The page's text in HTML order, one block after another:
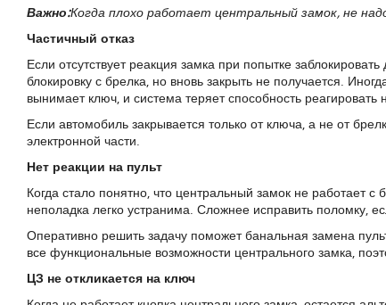
Важно:Когда плохо работает центральный замок, не
Частичный отказ
Если отсутствует реакция замка при попытке
блокировку с брелка, но вновь закрыть не получается.
вынимает ключ, и система теряет способность реагировать
Если автомобиль закрывается только от ключа, а не от
электронной части.
Нет реакции на пульт
Когда стало понятно, что центральный замок не работает
неполадка легко устранима. Сложнее исправить поломку,
Оперативно решить задачу поможет банальная замена
все функциональные возможности центрального замка,
ЦЗ не откликается на ключ